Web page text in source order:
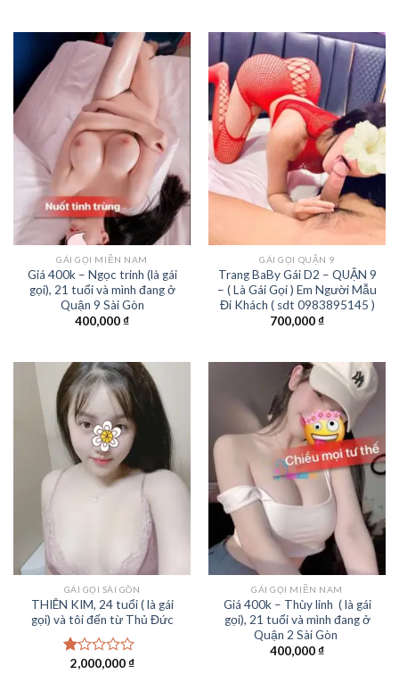
GÁI GỌI MIỀN NAM
Giá 400k – Ngọc trinh (là gái
gọi), 21 tuổi và mình đang ở
Quận 9 Sài Gòn
400,000₫
GÁI GỌI QUẬN 9
Trang BaBy Gái D2 – QUẬN 9
– ( Là Gái Gọi ) Em Người Mẫu
Đi Khách ( sdt 0983895145 )
700,000₫
GÁI GỌI SÀI GÒN
THIÊN KIM, 24 tuổi ( là gái
gọi) và tôi đến từ Thủ Đức
Được
2,000,000₫
GÁI GỌI MIỀN NAM
Giá 400k – Thùy linh ( là gái
gọi), 21 tuổi và mình đang ở
Quận 2 Sài Gòn
400,000₫